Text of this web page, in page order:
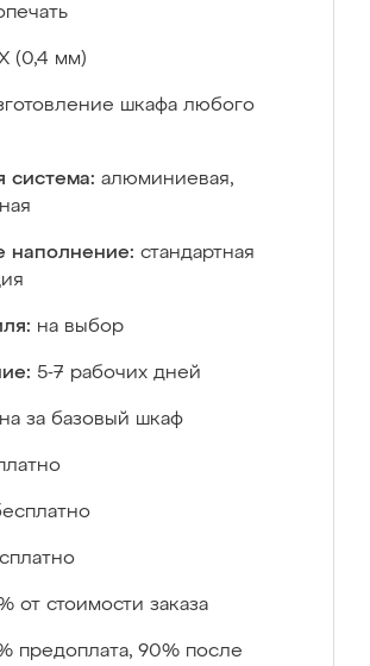
(0,4 мм)
шкафа любого
система: алюминиевая,
наполнение: стандартная
на выбор
5-7 рабочих дней
за базовый шкаф
от стоимости заказа
предоплата, 90% после